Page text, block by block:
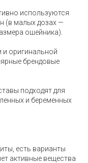
используются
(в малых дозах —
ошейника).
и оригинальной
брендовые
подходят для
и беременных
есть варианты
активные вещества